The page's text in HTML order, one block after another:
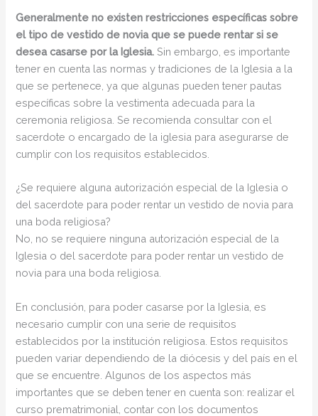
Generalmente no existen restricciones específicas sobre
el tipo de vestido de novia que se puede rentar si se
desea casarse por la Iglesia. Sin embargo, es importante
tener en cuenta las normas y tradiciones de la Iglesia a la
que se pertenece, ya que algunas pueden tener pautas
específicas sobre la vestimenta adecuada para la
ceremonia religiosa. Se recomienda consultar con el
sacerdote o encargado de la iglesia para asegurarse de
cumplir con los requisitos establecidos.
¿Se requiere alguna autorización especial de la Iglesia o
del sacerdote para poder rentar un vestido de novia para
una boda religiosa?
No, no se requiere ninguna autorización especial de la
Iglesia o del sacerdote para poder rentar un vestido de
novia para una boda religiosa.
En conclusión, para poder casarse por la Iglesia, es
necesario cumplir con una serie de requisitos
establecidos por la institución religiosa. Estos requisitos
pueden variar dependiendo de la diócesis y del país en el
que se encuentre. Algunos de los aspectos más
importantes que se deben tener en cuenta son: realizar el
curso prematrimonial, contar con los documentos